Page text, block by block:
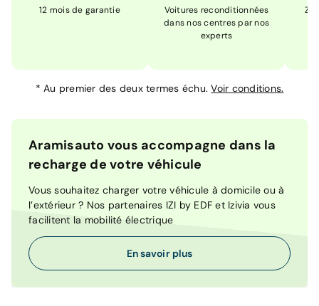
12 mois de garantie
Voitures reconditionnées
dans nos centres par nos
experts
*Au premier des deux termes échu.Voir conditions.
Aramisauto vous accompagne dans la
recharge de votre véhicule
Vous souhaitez charger votre véhicule à domicile ou à
l’extérieur ? Nos partenaires IZI by EDF et Izivia vous
facilitent la mobilité électrique
En savoir plus